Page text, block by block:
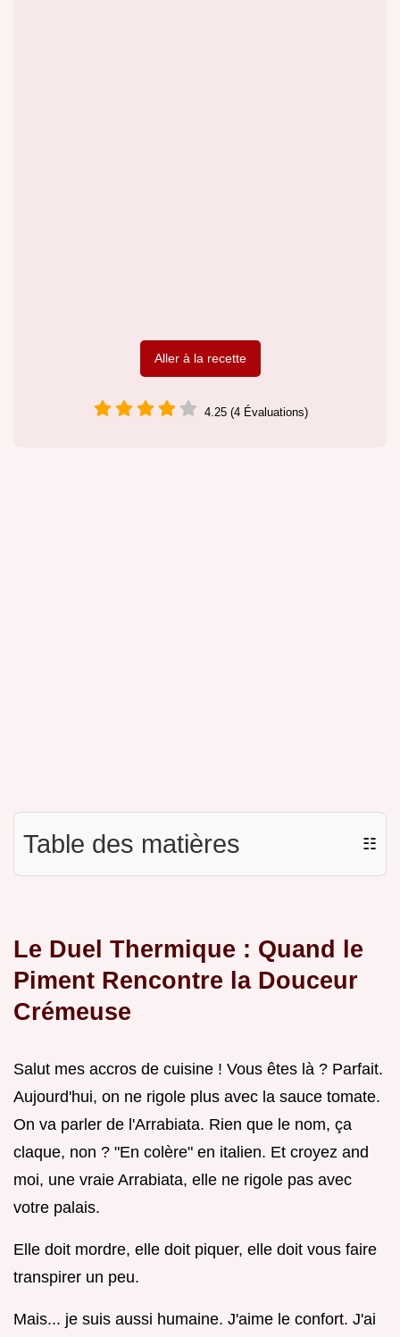
Aller à la recette
4.25 (4 Évaluations)
Table des matières ☷
Le Duel Thermique : Quand le
Piment Rencontre la Douceur
Crémeuse
Salut mes accros de cuisine ! Vous êtes là ? Parfait.
Aujourd'hui, on ne rigole plus avec la sauce tomate.
On va parler de l'Arrabiata. Rien que le nom, ça
claque, non ? "En colère" en italien. Et croyez and
moi, une vraie Arrabiata, elle ne rigole pas avec
votre palais.
Elle doit mordre, elle doit piquer, elle doit vous faire
transpirer un peu.
Mais... je suis aussi humaine. J'aime le confort. J'ai